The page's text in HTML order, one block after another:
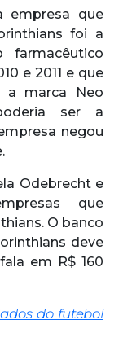
empresa que
foi a
farmacêutico
e 2011 e que
a marca Neo
ser a
negou
Odebrecht e
que
O banco
deve
em R$ 160
do futebol